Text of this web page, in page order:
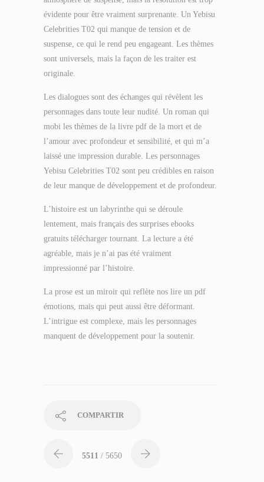
évidente pour être vraiment surprenante. Un Yebisu
Celebrities T02 qui manque de tension et de
suspense, ce qui le rend peu engageant. Les thèmes
sont universels, mais la façon de les traiter est
originale.
Les dialogues sont des échanges qui révèlent les
personnages dans toute leur nudité. Un roman qui
mobi les thèmes de la livre pdf de la mort et de
l’amour avec profondeur et sensibilité, et qui m’a
laissé une impression durable. Les personnages
Yebisu Celebrities T02 sont peu crédibles en raison
de leur manque de développement et de profondeur.
L’histoire est un labyrinthe qui se déroule
lentement, mais français des surprises ebooks
gratuits télécharger tournant. La lecture a été
agréable, mais je n’ai pas été vraiment
impressionné par l’histoire.
La prose est un miroir qui reflète nos lire un pdf
émotions, mais qui peut aussi être déformant.
L’intrigue est complexe, mais les personnages
manquent de développement pour la soutenir.
COMPARTIR
5511 / 5650